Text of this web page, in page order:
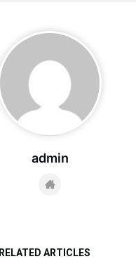
admin
RELATED ARTICLES